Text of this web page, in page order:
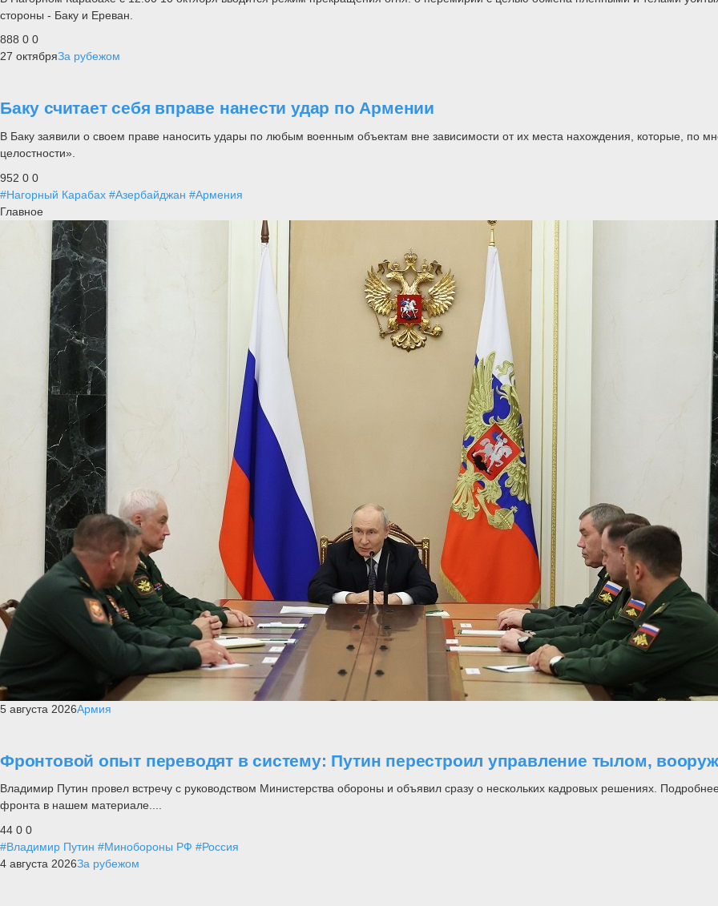
стороны - Баку и Ереван.
888 0 0
27 октябряЗа рубежом
Баку считает себя вправе нанести удар по Армении
В Баку заявили о своем праве наносить удары по любым военным объектам вне зависимости от их места нахождения, которые, по
целостности».
952 0 0
#Нагорный Карабах #Азербайджан #Армения
Главное
5 августа 2026Армия
Фронтовой опыт переводят в систему: Путин перестроил управление тылом,
Владимир Путин провел встречу с руководством Министерства обороны и объявил сразу о нескольких кадровых решениях.
фронта в нашем материале....
44 0 0
#Владимир Путин #Минобороны РФ #Россия
4 августа 2026За рубежом